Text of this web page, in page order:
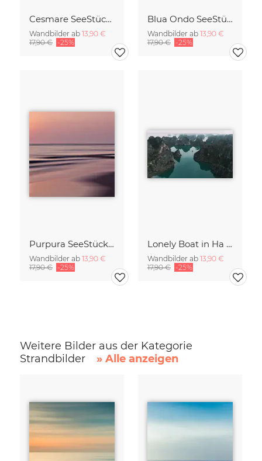
Cesmare SeeStück No.09
Wandbilder ab 13,90 €
17,90 € -25%
Blua Ondo SeeStück No.14
Wandbilder ab 13,90 €
17,90 € -25%
Purpura SeeStück No.18
Wandbilder ab 13,90 €
17,90 € -25%
Lonely Boat in Ha Long Bay Vietnam
Wandbilder ab 13,90 €
17,90 € -25%
Weitere Bilder aus der Kategorie
Strandbilder
» Alle anzeigen